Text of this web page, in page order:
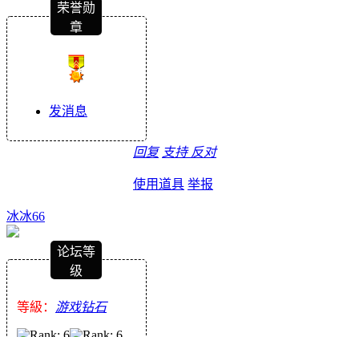
荣誉勋
章
发消息
回复 支持 反对
使用道具 举报
冰冰66
论坛等
级
等級： 游戏钻石